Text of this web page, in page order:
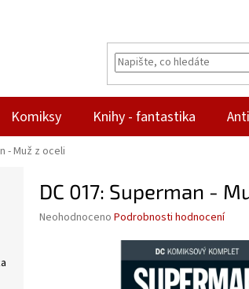
Komiksy Knihy - fantastika
- Muž z oceli
DC 017: Superman -
Průměrné
Neohodnoceno Podrobnosti hodnocení